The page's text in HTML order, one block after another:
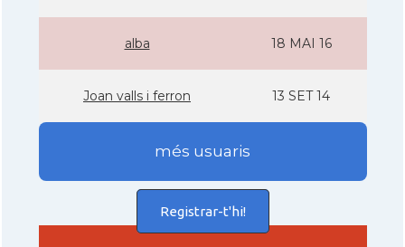
alba 18 MAI 16
Joan valls i ferron 13 SET 14
més usuaris
Registrar-t'hi!